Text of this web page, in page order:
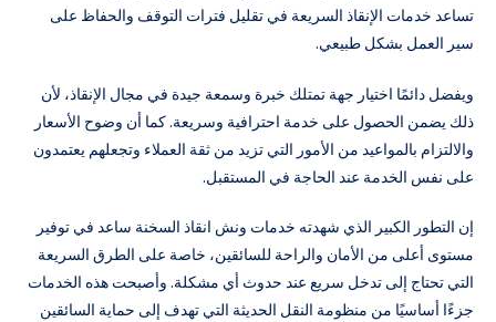
تساعد خدمات الإنقاذ السريعة في تقليل فترات التوقف والحفاظ على
سير العمل بشكل طبيعي.
ويفضل دائمًا اختيار جهة تمتلك خبرة وسمعة جيدة في مجال الإنقاذ، لأن
ذلك يضمن الحصول على خدمة احترافية وسريعة. كما أن وضوح الأسعار
والالتزام بالمواعيد من الأمور التي تزيد من ثقة العملاء وتجعلهم يعتمدون
على نفس الخدمة عند الحاجة في المستقبل.
إن التطور الكبير الذي شهدته خدمات ونش انقاذ السخنة ساعد في توفير
مستوى أعلى من الأمان والراحة للسائقين، خاصة على الطرق السريعة
التي تحتاج إلى تدخل سريع عند حدوث أي مشكلة. وأصبحت هذه الخدمات
جزءًا أساسيًا من منظومة النقل الحديثة التي تهدف إلى حماية السائقين